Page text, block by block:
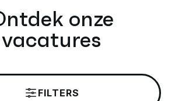
onze
vacatures
FILTERS